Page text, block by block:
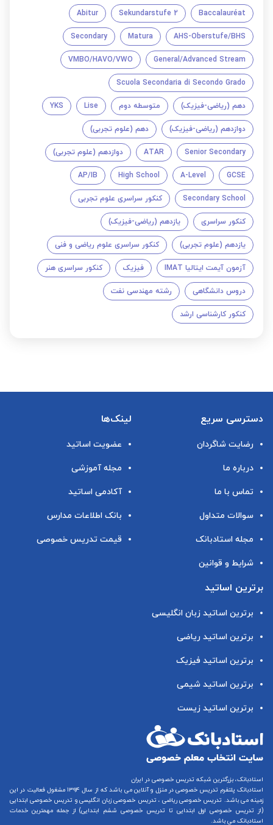
Baccalauréat
Sekundarstufe 2
Abitur
AHS-Oberstufe/BHS
Matura
Secondary
General/Advanced Stream
VMBO/HAVO/VWO
Scuola Secondaria di Secondo Grado
دهم (ریاضی-فیزیک) متوسطه دوم Lise
YKS
دوازدهم (ریاضی-فیزیک) دهم (علوم تجربی)
Senior Secondary
ATAR دوازدهم (علوم تجربی)
GCSE
A-Level
High School
AP/IB
Secondary School کنکور سراسری علوم تجربی
کنکور سراسری یازدهم (ریاضی-فیزیک)
یازدهم (علوم تجربی) کنکور سراسری علوم ریاضی و فنی
آزمون آیمت ایتالیا IMAT فیزیک کنکور سراسری هنر
دروس دانشگاهی رشته مهندسی نفت
کنکور کارشناسی ارشد
دسترسی سریع
رضایت شاگردان
درباره ما
تماس با ما
سوالات متداول
مجله استادبانک
شرایط و قوانین
لینک‌ها
عضویت اساتید
مجله آموزشی
آکادمی اساتید
بانک اطلاعات مدارس
قیمت تدریس خصوصی
برترین اساتید
برترین اساتید زبان انگلیسی
برترین اساتید ریاضی
برترین اساتید فیزیک
برترین اساتید شیمی
برترین اساتید زیست
استادبانک، بزرگترین شبکه تدریس خصوصی در ایران
استادبانک پلتفرم تدریس خصوصی در منزل و آنلاین
می باشد که از سال ۱۳۹۴ مشغول فعالیت در این
زمینه می باشد. تدریس خصوصی ریاضی ، تدریس خصوصی زبان انگلیسیو تدریس خصوصی ابتدایی
(از تدریس خصوصی اول ابتدایی تا تدریس خصوصی ششم ابتدایی) از جمله مهمترین خدمات
استادبانک می باشد.